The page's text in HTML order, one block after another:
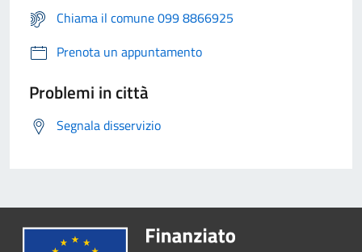
Chiama il comune 099 8866925
Prenota un appuntamento
Problemi in città
Segnala disservizio